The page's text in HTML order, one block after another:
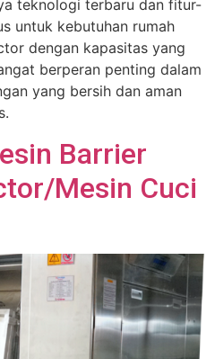
teknologi terbaru dan fitur-
untuk kebutuhan rumah
dengan kapasitas yang
berperan penting dalam
yang bersih dan aman
Barrier
Mesin Cuci